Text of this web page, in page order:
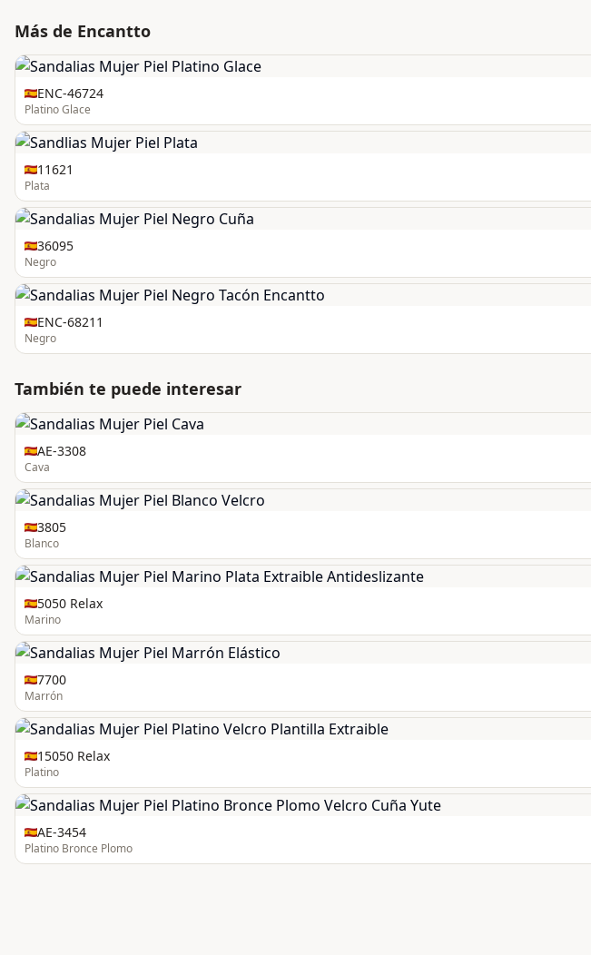
Más de Encantto
ENC-46724
Platino Glace
11621
Plata
36095
Negro
ENC-68211
Negro
También te puede interesar
AE-3308
Cava
3805
Blanco
5050 Relax
Marino
7700
Marrón
15050 Relax
Platino
AE-3454
Platino Bronce Plomo